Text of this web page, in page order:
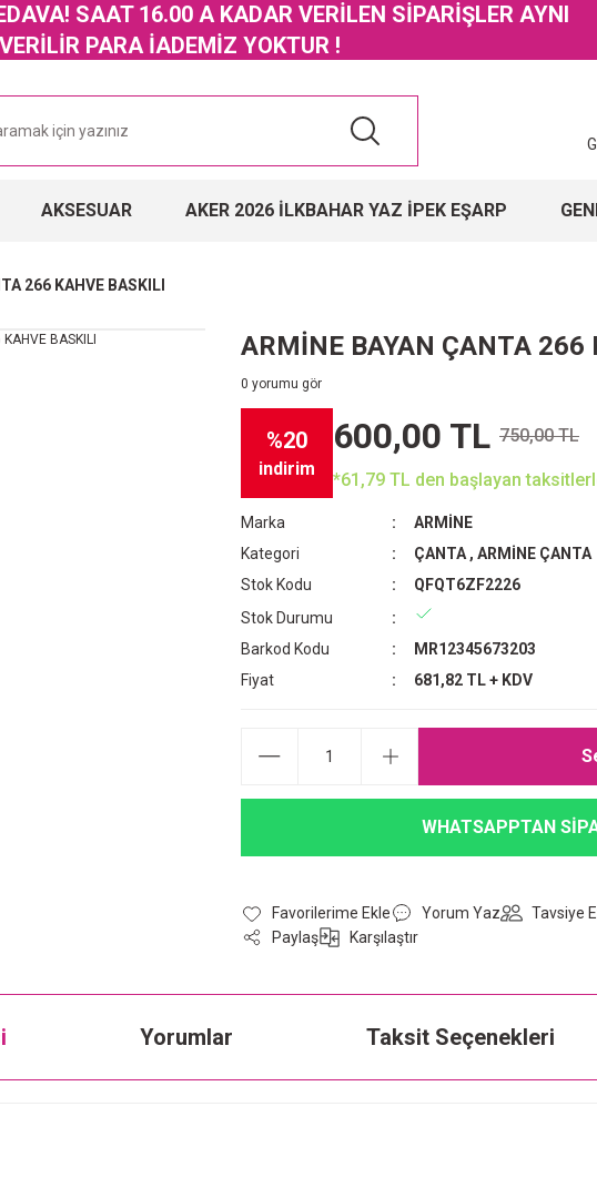
SAAT 16.00 A KADAR VERİLEN SİPARİŞLER AYNI
PARA İADEMİZ YOKTUR !
AKSESUAR AKER 2026 İLKBAHAR YAZ İPEK EŞARP
266 KAHVE BASKILI
ARMİNE BAYAN ÇANTA 266
0 yorumu gör
%20
indirim
600,00 TL 750,00 TL
*61,79 TL den başlayan
Marka
ARMİNE
Kategori
ÇANTA , ARMİNE ÇANTA
Stok Kodu
QFQT6ZF2226
Stok Durumu
Barkod Kodu
MR12345673203
Fiyat
681,82 TL + KDV
WHATSAPPTAN
Yorum Yaz Tavsiye
Paylaş
Karşılaştır
Yorumlar Taksit Seçenekleri